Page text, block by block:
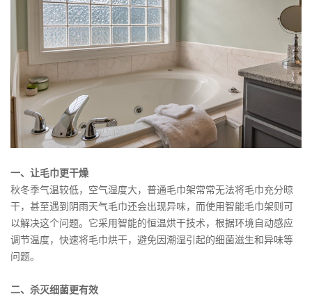
一、让毛巾更干燥
秋冬季气温较低，空气湿度大，普通毛巾架常常无法将毛巾充分晾
干，甚至遇到阴雨天气毛巾还会出现异味，而使用智能毛巾架则可
以解决这个问题。它采用智能的恒温烘干技术，根据环境自动感应
调节温度，快速将毛巾烘干，避免因潮湿引起的细菌滋生和异味等
问题。
二、杀灭细菌更有效